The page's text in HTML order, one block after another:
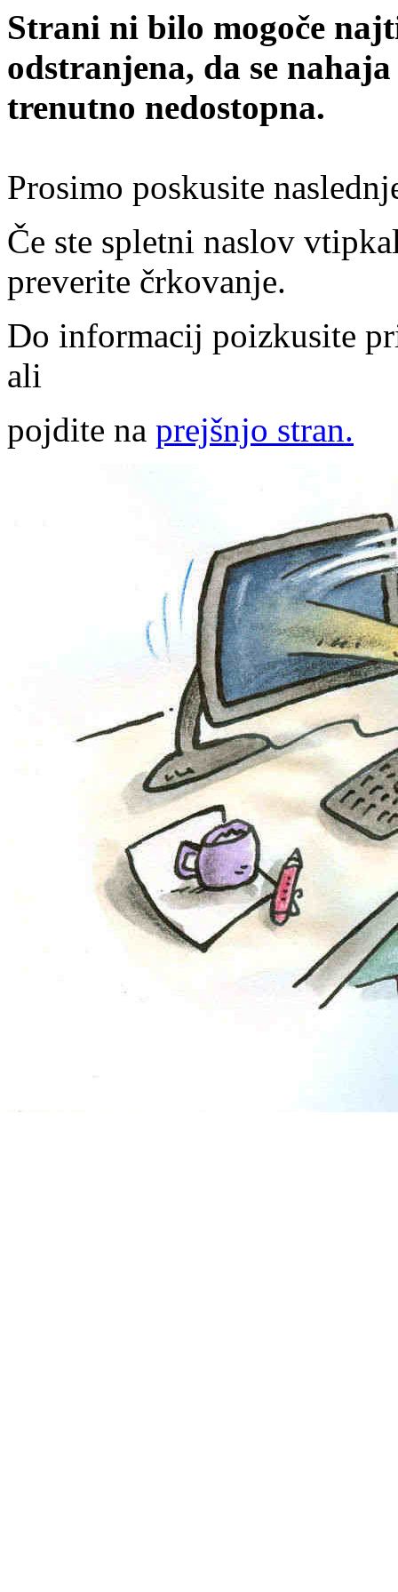
Strani ni bilo mogoče
odstranjena, da se
trenutno nedostopna.
Prosimo poskusite
Če ste spletni naslov
preverite črkovanje.
Do informacij poizkusite
ali
pojdite na prejšnjo stran.